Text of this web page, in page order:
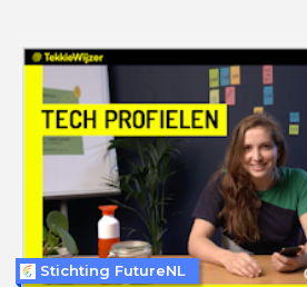
Stichting FutureNL